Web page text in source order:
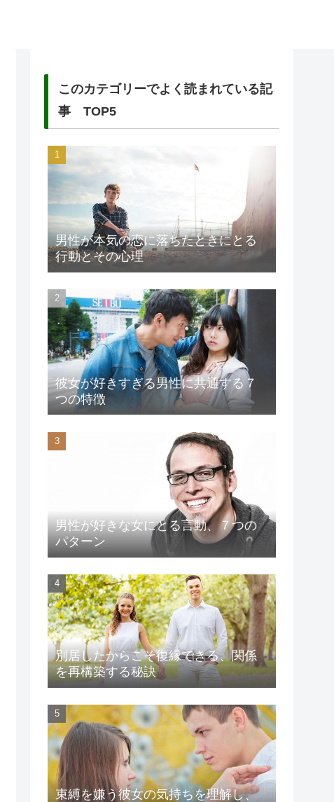
このカテゴリーでよく読まれている記
事 TOP5
男性が本気の恋に落ちたときにとる
行動とその心理
彼女が好きすぎる男性に共通する７
つの特徴
男性が好きな女にとる言動、７つの
パターン
別居したからこそ復縁できる、関係
を再構築する秘訣
束縛を嫌う彼女の気持ちを理解し、